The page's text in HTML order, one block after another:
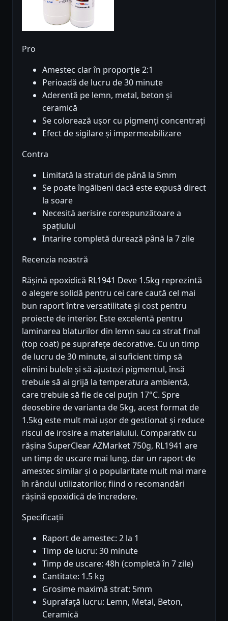
Pro
Amestec clar în proporție 2:1
Perioadă de lucru de 30 minute
Aderență pe lemn, metal, beton și
ceramică
Se colorează ușor cu pigmenți concentrați
Efect de sigilare și impermeabilizare
Contra
Limitată la straturi de până la 5mm
Se poate îngălbeni dacă este expusă direct
la soare
Necesită aerisire corespunzătoare a
spațiului
Intarire completă durează până la 7 zile
Recenzia noastră
Rășină epoxidică RL1941 Deve 1.5kg reprezintă
o alegere solidă pentru cei care caută cel mai
bun raport între versatilitate și cost pentru
proiecte de interior. Este excelentă pentru
laminarea blaturilor din lemn sau ca strat final
(top coat) pe suprafețe decorative. Cu un timp
de lucru de 30 minute, ai suficient timp să
elimini bulele și să ajustezi pigmentul, însă
trebuie să ai grijă la temperatura ambientă,
care trebuie să fie de cel puțin 17°C. Spre
deosebire de varianta de 5kg, acest format de
1.5kg este mult mai ușor de gestionat și reduce
riscul de irosire a materialului. Comparativ cu
rășina SuperClear AZMarket 750g, RL1941 are
un timp de uscare mai lung, dar un raport de
amestec similar și o popularitate mult mai mare
în rândul utilizatorilor, fiind o recomandări
rășină epoxidică de încredere.
Specificații
Raport de amestec: 2 la 1
Timp de lucru: 30 minute
Timp de uscare: 48h (completă în 7 zile)
Cantitate: 1.5 kg
Grosime maximă strat: 5mm
Suprafață lucru: Lemn, Metal, Beton,
Ceramică